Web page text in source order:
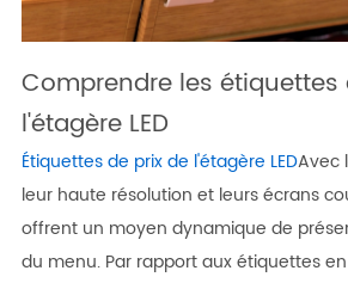
Comprendre les étiquettes
l'étagère LED
Étiquettes de prix de l'étagère LEDAvec
leur haute résolution et leurs écrans
offrent un moyen dynamique de
du menu. Par rapport aux étiquettes